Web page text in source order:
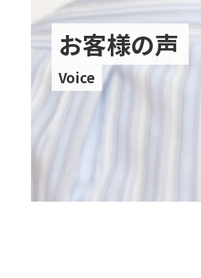
お客様の声
Voice